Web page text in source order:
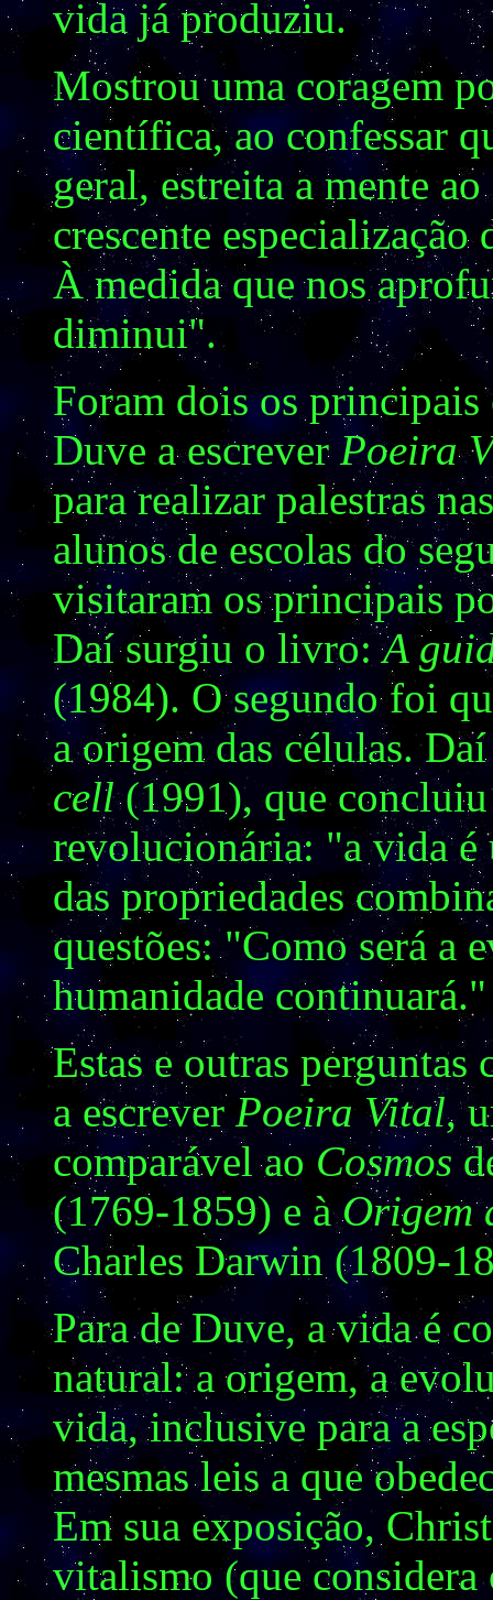
vida já produziu.
Mostrou uma coragem
científica, ao confessar
geral, estreita a mente
crescente
À medida que nos
diminui".
Foram dois os
Duve a escreverPoeira
para realizar palestras
alunos de escolas do
visitaram os principais
Daí surgiu o livro:A
(1984). O segundo foi
a origem das células.
cell(1991), que
revolucionária: "a vida é
das propriedades
questões: "Como será a
humanidade continuará."
Estas e outras
a escreverPoeira Vital,
comparável aoCosmos
(1769-1859) e àOrigem
Charles Darwin (1809-
Para de Duve, a vida é
natural: a origem, a
vida, inclusive para a
mesmas leis a que
Em sua exposição,
vitalismo (que considera